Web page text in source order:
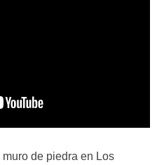
de piedra en Los